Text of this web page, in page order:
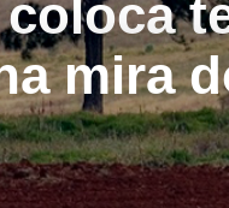
coloca
mira